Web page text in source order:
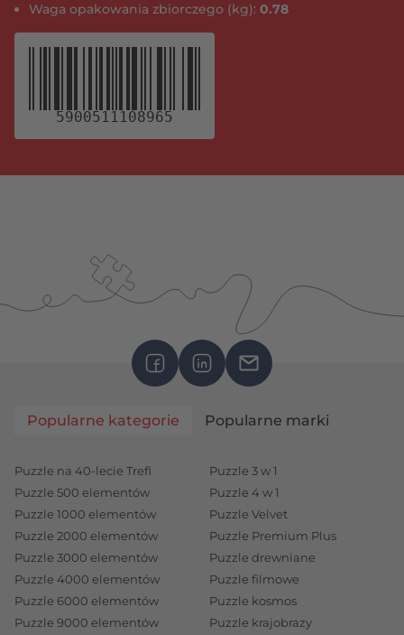
Waga opakowania zbiorczego (kg): 0.78
5900511108965
Popularne kategorie Popularne marki
Puzzle na 40-lecie Trefl
Puzzle 500 elementów
Puzzle 1000 elementów
Puzzle 2000 elementów
Puzzle 3000 elementów
Puzzle 4000 elementów
Puzzle 6000 elementów
Puzzle 9000 elementów
Puzzle 3 w 1
Puzzle 4 w 1
Puzzle Velvet
Puzzle Premium Plus
Puzzle drewniane
Puzzle filmowe
Puzzle kosmos
Puzzle krajobrazy